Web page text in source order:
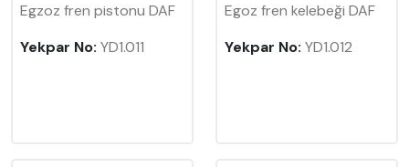
Egzoz fren pistonu DAF
Yekpar No: YD1.011
Egoz fren kelebeği DAF
Yekpar No: YD1.012